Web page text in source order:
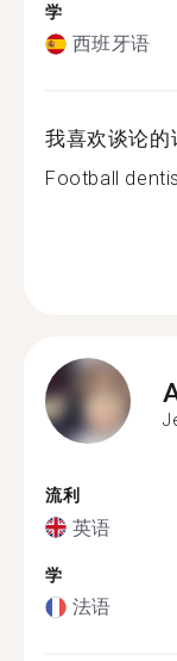
学
西班牙语
我喜欢谈论的
Football
流利
英语
学
法语